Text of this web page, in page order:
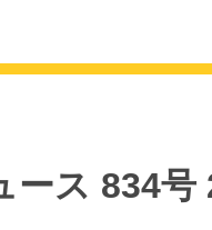
ース 834号